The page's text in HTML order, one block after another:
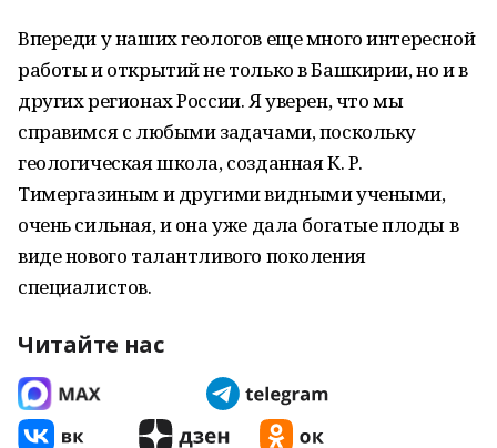
Впереди у наших геологов еще много интересной
работы и открытий не только в Башкирии, но и в
других регионах России. Я уверен, что мы
справимся с любыми задачами, поскольку
геологическая школа, созданная К. Р.
Тимергазиным и другими видными учеными,
очень сильная, и она уже дала богатые плоды в
виде нового талантливого поколения
специалистов.
Читайте нас